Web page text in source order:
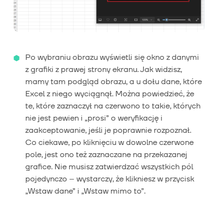
Po wybraniu obrazu wyświetli się okno z danymi
z grafiki z prawej strony ekranu. Jak widzisz,
mamy tam podgląd obrazu, a u dołu dane, które
Excel z niego wyciągnął. Można powiedzieć, że
te, które zaznaczył na czerwono to takie, których
nie jest pewien i „prosi” o weryfikację i
zaakceptowanie, jeśli je poprawnie rozpoznał.
Co ciekawe, po kliknięciu w dowolne czerwone
pole, jest ono też zaznaczane na przekazanej
grafice. Nie musisz zatwierdzać wszystkich pól
pojedynczo – wystarczy, że klikniesz w przycisk
„Wstaw dane” i „Wstaw mimo to”.